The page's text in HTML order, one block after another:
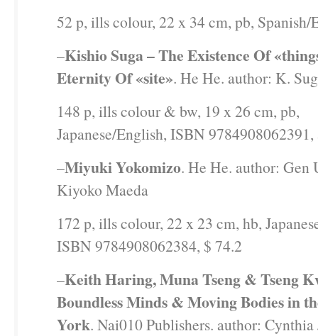
52 p, ills colour, 22 x 34 cm, pb, Spanish/
–Kishio Suga – The Existence Of
Eternity Of «site». He He. author: K.
148 p, ills colour & bw, 19 x 26 cm, pb,
Japanese/English, ISBN 9784908062391,
–Miyuki Yokomizo. He He. author: Gen
Kiyoko Maeda
172 p, ills colour, 22 x 23 cm, hb,
ISBN 9784908062384, $ 74.2
–Keith Haring, Muna Tseng & Tseng
Boundless Minds & Moving Bodies in
York. Nai010 Publishers. author: Cynthia